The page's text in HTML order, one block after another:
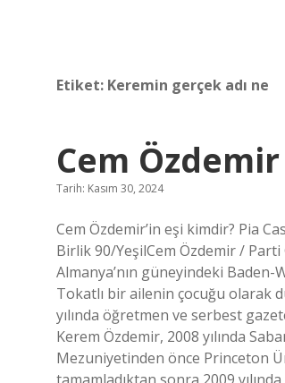
Etiket: Keremin gerçek adı ne
Cem
Tarih: Kasım 30, 2024
Cem Özdemir’in eşi kimdir? Pia
Birlik 90/YeşilCem Özdemir / Parti
Almanya’nın güneyindeki
Tokatlı bir ailenin çocuğu olarak
yılında öğretmen ve serbest
Kerem Özdemir, 2008 yılında
Mezuniyetinden önce Princeton